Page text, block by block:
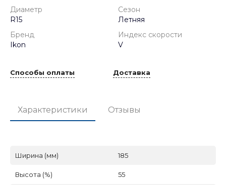
Диаметр
R15
Сезон
Летняя
Бренд
Ikon
Индекс скорости
V
Способы оплаты Доставка
Характеристики Отзывы
Ширина (мм) 185
Высота (%) 55